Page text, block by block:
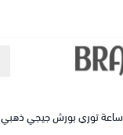
ساعة توري بورش جيجي ذهبي